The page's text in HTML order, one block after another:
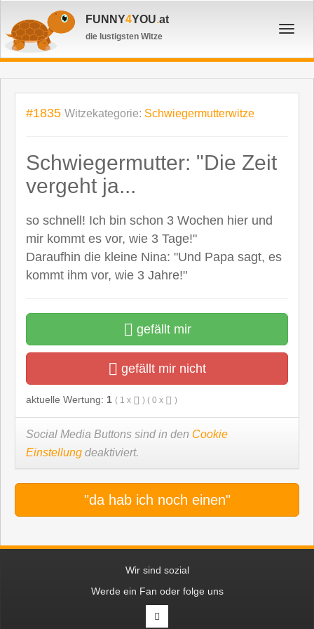
FUNNY4YOU.at
die lustigsten Witze
#1835 Witzekategorie: Schwiegermutterwitze
Schwiegermutter: "Die Zeit
vergeht ja...
so schnell! Ich bin schon 3 Wochen hier und
mir kommt es vor, wie 3 Tage!"
Daraufhin die kleine Nina: "Und Papa sagt, es
kommt ihm vor, wie 3 Jahre!"
gefällt mir
gefällt mir nicht
aktuelle Wertung: 1 ( 1 x ) ( 0 x )
Social Media Buttons sind in den Cookie
Einstellung deaktiviert.
"da hab ich noch einen"
Wir sind sozial
Werde ein Fan oder folge uns